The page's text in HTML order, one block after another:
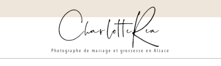
Photographe de mariage et grossesse en Alsace